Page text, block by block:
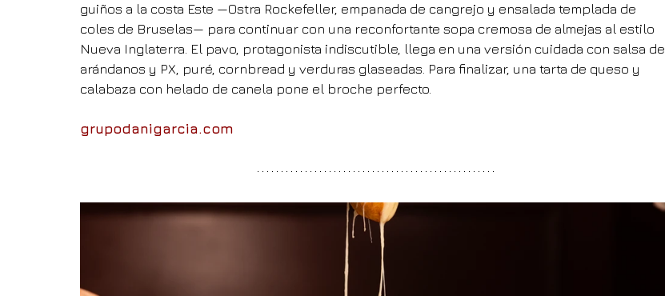
guiños a la costa Este —Ostra Rockefeller, empanada de cangrejo y ensalada templada de
coles de Bruselas— para continuar con una reconfortante sopa cremosa de almejas al estilo
Nueva Inglaterra. El pavo, protagonista indiscutible, llega en una versión cuidada con salsa de
arándanos y PX, puré, cornbread y verduras glaseadas. Para finalizar, una tarta de queso y
calabaza con helado de canela pone el broche perfecto.
grupodanigarcia.com